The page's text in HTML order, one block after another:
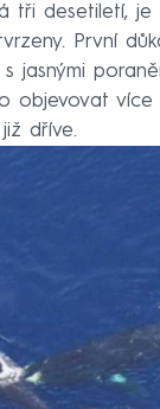
tři desetiletí,
První
jasnými
objevovat
dříve.